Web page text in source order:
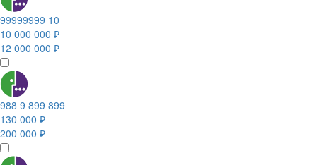
99999999 10
10 000 000 ₽
12 000 000 ₽
988 9 899 899
130 000 ₽
200 000 ₽